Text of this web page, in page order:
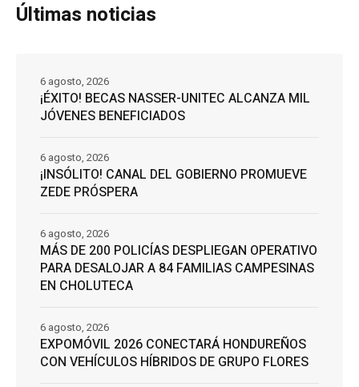
Últimas noticias
¡ÉXITO! BECAS NASSER-UNITEC ALCANZA MIL
JÓVENES BENEFICIADOS
6 agosto, 2026
¡INSÓLITO! CANAL DEL GOBIERNO PROMUEVE
ZEDE PRÓSPERA
6 agosto, 2026
MÁS DE 200 POLICÍAS DESPLIEGAN OPERATIVO
PARA DESALOJAR A 84 FAMILIAS CAMPESINAS
EN CHOLUTECA
6 agosto, 2026
EXPOMÓVIL 2026 CONECTARÁ HONDUREÑOS
CON VEHÍCULOS HÍBRIDOS DE GRUPO FLORES
6 agosto, 2026